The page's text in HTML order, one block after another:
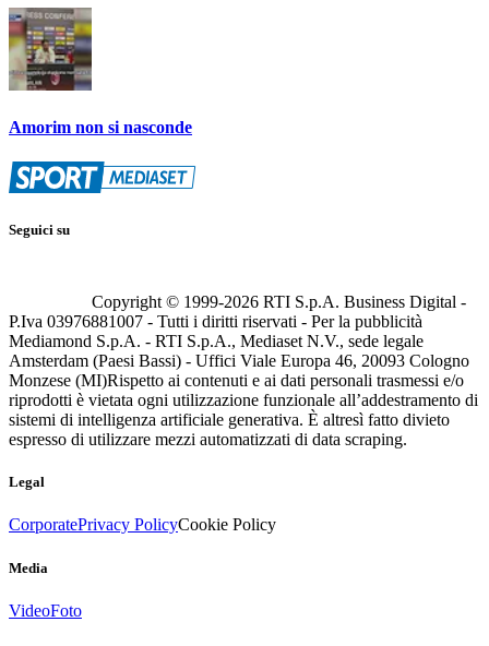
Amorim non si nasconde
Seguici su
Copyright © 1999-2026 RTI S.p.A. Business Digital -
P.Iva 03976881007 - Tutti i diritti riservati - Per la pubblicità
Mediamond S.p.A. - RTI S.p.A., Mediaset N.V., sede legale
Amsterdam (Paesi Bassi) - Uffici Viale Europa 46, 20093 Cologno
Monzese (MI)Rispetto ai contenuti e ai dati personali trasmessi e/o
riprodotti è vietata ogni utilizzazione funzionale all’addestramento di
sistemi di intelligenza artificiale generativa. È altresì fatto divieto
espresso di utilizzare mezzi automatizzati di data scraping.
Legal
CorporatePrivacy PolicyCookie Policy
Media
VideoFoto